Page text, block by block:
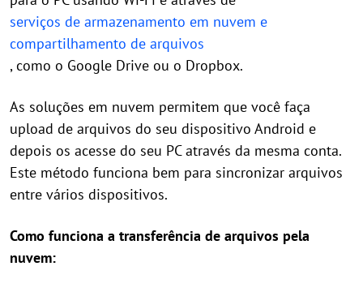
serviços de armazenamento em nuvem e
compartilhamento de arquivos
, como o Google Drive ou o Dropbox.
As soluções em nuvem permitem que você faça
upload de arquivos do seu dispositivo Android e
depois os acesse do seu PC através da mesma conta.
Este método funciona bem para sincronizar arquivos
entre vários dispositivos.
Como funciona a transferência de arquivos pela
nuvem: